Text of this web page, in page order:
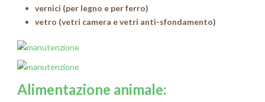
vernici (per legno e per ferro)
vetro (vetri camera e vetri anti-sfondamento)
Alimentazione animale: